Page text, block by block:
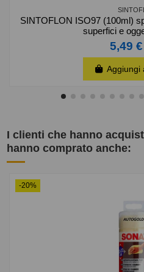
SINTOFLON ISO97 (100ml)
superfici e
5,49 €
Aggiungi
I clienti che hanno
hanno comprato anche:
-20%